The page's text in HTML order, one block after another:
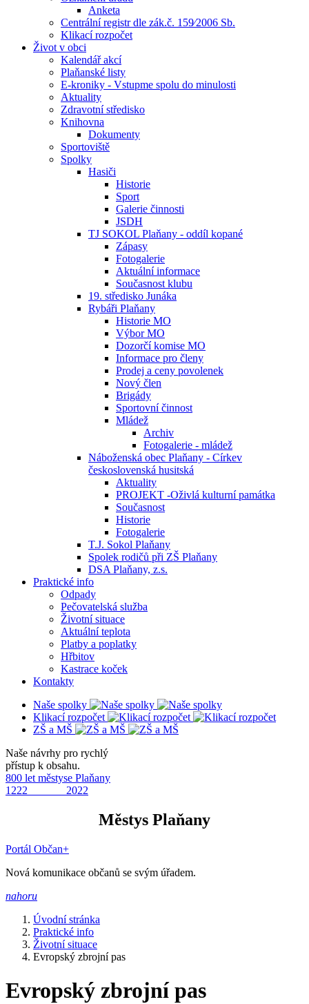
Anketa
Centrální registr dle zák.č. 159⁄2006 Sb.
Klikací rozpočet
Život v obci
Kalendář akcí
Plaňanské listy
E-kroniky - Vstupme spolu do minulosti
Aktuality
Zdravotní středisko
Knihovna
Dokumenty
Sportoviště
Spolky
Hasiči
Historie
Sport
Galerie činnosti
JSDH
TJ SOKOL Plaňany - oddíl kopané
Zápasy
Fotogalerie
Aktuální informace
Současnost klubu
19. středisko Junáka
Rybáři Plaňany
Historie MO
Výbor MO
Dozorčí komise MO
Informace pro členy
Prodej a ceny povolenek
Nový člen
Brigády
Sportovní činnost
Mládež
Archiv
Fotogalerie - mládež
Náboženská obec Plaňany - Církev
československá husitská
Aktuality
PROJEKT -Oživlá kulturní památka
Současnost
Historie
Fotogalerie
T.J. Sokol Plaňany
Spolek rodičů při ZŠ Plaňany
DSA Plaňany, z.s.
Praktické info
Odpady
Pečovatelská služba
Životní situace
Aktuální teplota
Platby a poplatky
Hřbitov
Kastrace koček
Kontakty
Naše spolky
Klikací rozpočet
ZŠ a MŠ
Naše návrhy pro rychlý
přístup k obsahu.
800 let městyse Plaňany
1222 2022
Městys Plaňany
Portál Občan+
Nová komunikace občanů se svým úřadem.
nahoru
Úvodní stránka
Praktické info
Životní situace
Evropský zbrojní pas
Evropský zbrojní pas